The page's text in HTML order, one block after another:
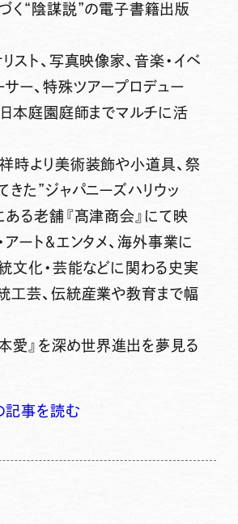
く“陰謀説”の電子書籍出版
スト、写真映像家、音楽・イベ
サー、特殊ツアープロデュー
日本庭園庭師までマルチに活
時より美術装飾や小道具、祭
きた”ジャパニーズハリウッ
ある老舗『髙津商会』にて映
アート＆エンタメ、海外事業に
文化・芸能などに関わる史実
工芸、伝統産業や教育まで幅
本愛』を深め世界進出を夢見る
記事を読む